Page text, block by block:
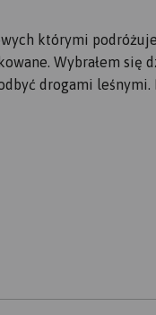
którymi
Wybrałem
drogami leśnymi.